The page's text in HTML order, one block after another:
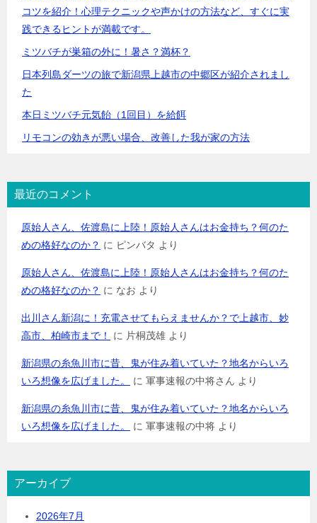
コツを紹介！心理テクニックや声かけの方法など、すぐに実
践できるヒントが満載です。
ミツバチが巣箱の外に！暑さ？満杯？
日本列島ダーツの旅で新潟県上越市の中郷区が紹介されまし
た
本日ミツバチ元気飴（1回目）を給餌
リモコンの効きが悪い場合、改善した我が家の方法
最近のコメント
原始人さん、佐渡島に上陸！原始人さんはお金持ち？何のた
めの格好なのか？ に ピンバタ より
原始人さん、佐渡島に上陸！原始人さんはお金持ち？何のた
めの格好なのか？ に なお より
出川さん新潟に！充電させてもらえませんか？で上越市、妙
高市、柏崎市まで！
に 片桐茂雄 より
新潟県の糸魚川市に昔、鬼が住み着いていた？地名からいろ
いろ想像を広げました。
に 軍事速報の中将さん より
新潟県の糸魚川市に昔、鬼が住み着いていた？地名からいろ
いろ想像を広げました。
に 軍事速報の中将 より
アーカイブ
2026年7月